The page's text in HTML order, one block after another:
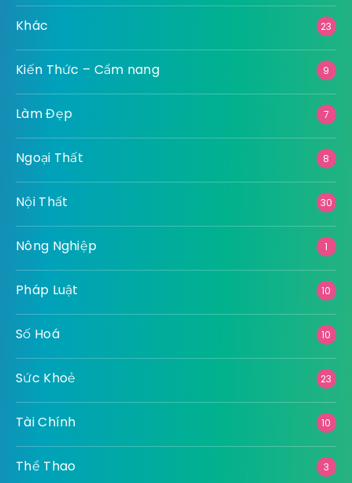
Khác 23
Kiến Thức – Cẩm nang 9
Làm Đẹp 7
Ngoại Thất 8
Nội Thất 30
Nông Nghiệp 1
Pháp Luật 10
Số Hoá 10
Sức Khoẻ 23
Tài Chính 10
Thể Thao 3